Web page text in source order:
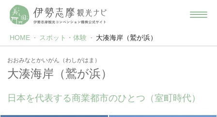
HOME スポット・体験 大湊海岸（鷲が浜）
おおみなとかいがん（わしがはま）
大湊海岸（鷲が浜）
日本を代表する商業都市のひとつ（室町時代）